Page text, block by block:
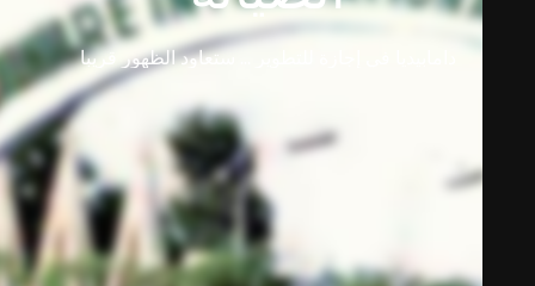
دامابيديا في إجازة للتطوير ... ستعاود الظهور قريباً